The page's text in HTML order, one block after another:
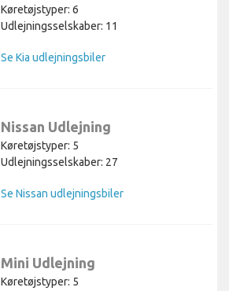
Køretøjstyper: 6
Udlejningsselskaber: 11
Se Kia udlejningsbiler
Nissan Udlejning
Køretøjstyper: 5
Udlejningsselskaber: 27
Se Nissan udlejningsbiler
Mini Udlejning
Køretøjstyper: 5